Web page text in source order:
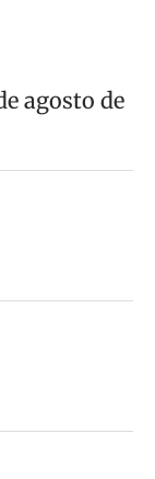
agosto de